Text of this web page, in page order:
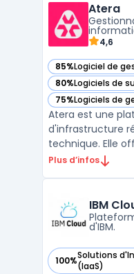
La plateforme
fonctionna ...
Atera
4,6
85%Logiciel de
— voir Atera dans
80%Logiciels de
— voir Atera dans
75%Logiciels de
— voir Atera dans
Atera est une
d'infrastructure
technique. Elle
telles que le
informatiques
Plus d’infos
IBM
d'IBM.
100%Solutions
(IaaS)
— voir IBM Cloud